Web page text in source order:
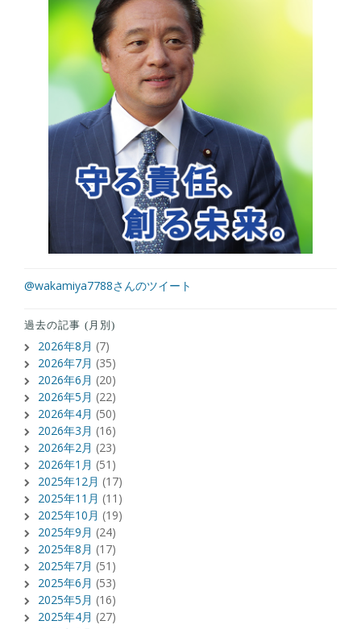
@wakamiya7788さんのツイート
過去の記事 (月別)
2026年8月 (7)
2026年7月 (35)
2026年6月 (20)
2026年5月 (22)
2026年4月 (50)
2026年3月 (16)
2026年2月 (23)
2026年1月 (51)
2025年12月 (17)
2025年11月 (11)
2025年10月 (19)
2025年9月 (24)
2025年8月 (17)
2025年7月 (51)
2025年6月 (53)
2025年5月 (16)
2025年4月 (27)